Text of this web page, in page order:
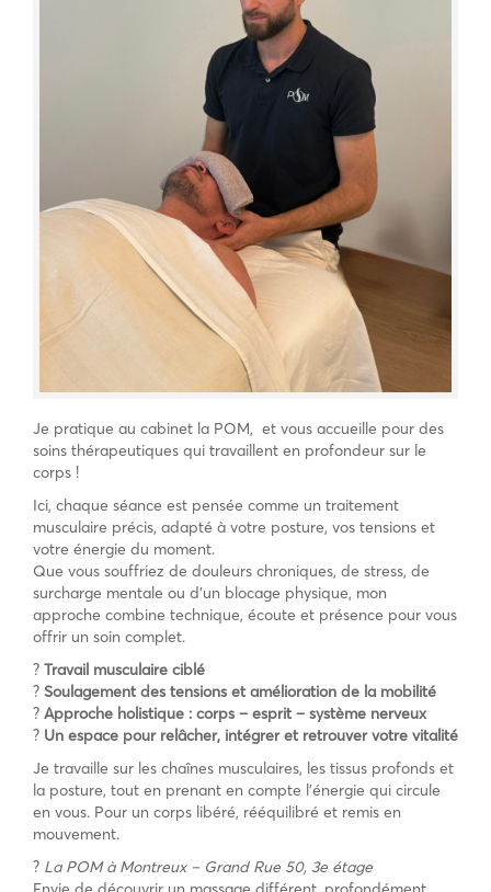
Je pratique au cabinet la POM, et vous accueille pour des
soins thérapeutiques qui travaillent en profondeur sur le
corps !
Ici, chaque séance est pensée comme un traitement
musculaire précis, adapté à votre posture, vos tensions et
votre énergie du moment.
Que vous souffriez de douleurs chroniques, de stress, de
surcharge mentale ou d’un blocage physique, mon
approche combine technique, écoute et présence pour vous
offrir un soin complet.
? Travail musculaire ciblé
? Soulagement des tensions et amélioration de la mobilité
? Approche holistique : corps – esprit – système nerveux
? Un espace pour relâcher, intégrer et retrouver votre vitalité
Je travaille sur les chaînes musculaires, les tissus profonds et
la posture, tout en prenant en compte l’énergie qui circule
en vous. Pour un corps libéré, rééquilibré et remis en
mouvement.
? La POM à Montreux – Grand Rue 50, 3e étage